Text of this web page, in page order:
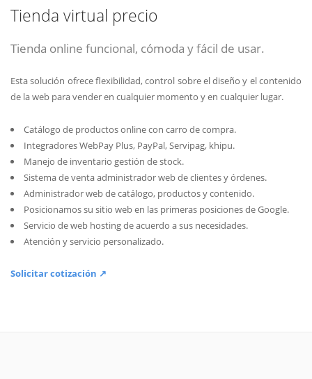
Tienda virtual precio
Tienda online funcional, cómoda y fácil de usar.
Esta solución ofrece flexibilidad, control sobre el diseño y el contenido
de la web para vender en cualquier momento y en cualquier lugar.
Catálogo de productos online con carro de compra.
Integradores WebPay Plus, PayPal, Servipag, khipu.
Manejo de inventario gestión de stock.
Sistema de venta administrador web de clientes y órdenes.
Administrador web de catálogo, productos y contenido.
Posicionamos su sitio web en las primeras posiciones de Google.
Servicio de web hosting de acuerdo a sus necesidades.
Atención y servicio personalizado.
Solicitar cotización ↗